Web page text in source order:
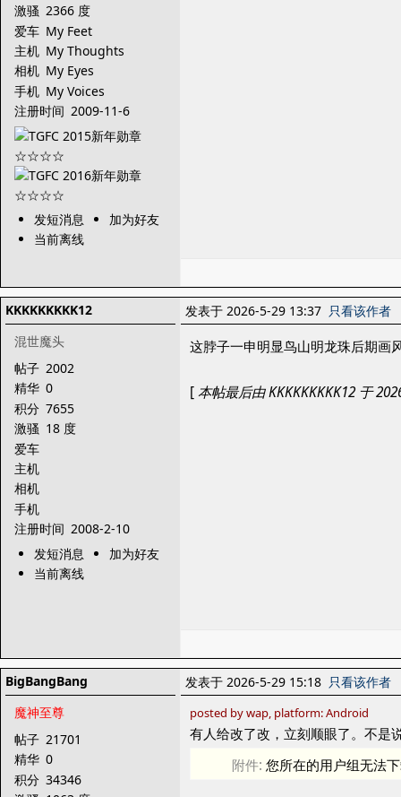
激骚 2366 度
爱车 My Feet
主机 My Thoughts
相机 My Eyes
手机 My Voices
注册时间 2009-11-6
发短消息
加为好友
当前离线
KKKKKKKKK12
混世魔头
帖子 2002
精华 0
积分 7655
激骚 18 度
爱车
主机
相机
手机
注册时间 2008-2-10
发短消息
加为好友
当前离线
发表于 2026-5-29 13:37 只看该作者
这脖子一申明显鸟山明龙珠后期画
[本帖最后由 KKKKKKKKK12 于
BigBangBang
魔神至尊
帖子 21701
精华 0
积分 34346
发表于 2026-5-29 15:18 只看该作者
posted by wap, platform: Android
有人给改了改，立刻顺眼了。不是
附件:您所在的用户组无法